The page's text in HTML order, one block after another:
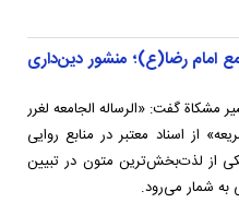
امام رضا(ع)؛ منشور دین‌داری
مشکاة گفت: «الرساله الجامعه لغرر
از اسناد معتبر در منابع روایی
از لذت‌بخش‌ترین متون در تبیین
به شمار می‌رود.